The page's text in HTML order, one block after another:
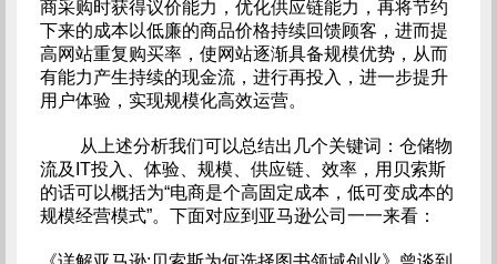
商采购时获得议价能力，优化供应链能力，再将节约
下来的成本以低廉的商品价格持续回馈顾客，进而提
高网站重复购买率，使网站逐渐具备规模优势，从而
有能力产生持续的现金流，进行再投入，进一步提升
用户体验，实现规模化高效运营。
从上述分析我们可以总结出几个关键词：仓储物
流及IT投入、体验、规模、供应链、效率，用贝索斯
的话可以概括为“电商是个高固定成本，低可变成本的
规模经营模式”。下面对应到亚马逊公司一一来看：